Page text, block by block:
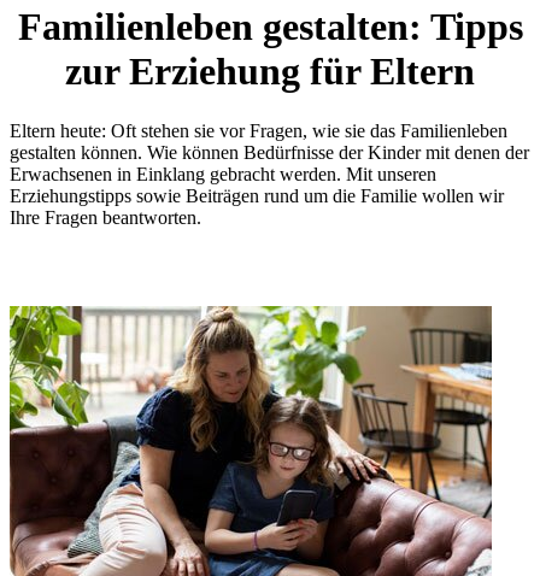
Familienleben gestalten: Tipps
zur Erziehung für Eltern
Eltern heute: Oft stehen sie vor Fragen, wie sie das Familienleben
gestalten können. Wie können Bedürfnisse der Kinder mit denen der
Erwachsenen in Einklang gebracht werden. Mit unseren
Erziehungstipps sowie Beiträgen rund um die Familie wollen wir
Ihre Fragen beantworten.